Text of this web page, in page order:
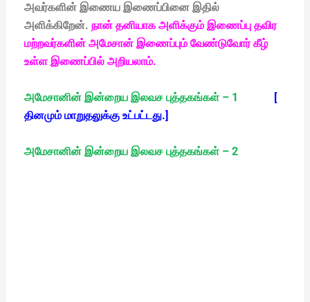
அவர்களின் இணைய இணைப்பினை இதில்
அளிக்கிறேன். நான் தனியாக அளிக்கும் இணைப்பு தவிர
மற்றவர்களின் அமேசான் இணைப்பும் வேண்டுவோர் கீழ்
உள்ள இணைப்பில் அறியலாம்.
அமேசானின் இன்றைய இலவச புத்தகங்கள் – 1
[
தினமும் மாறுதலுக்கு உட்பட்டது.]
அமேசானின் இன்றைய இலவச புத்தகங்கள் – 2